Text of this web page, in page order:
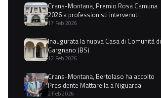
Crans-Montana, Premio Rosa Camuna
2026 a professionisti intervenuti
17 Feb 2026
Inaugurata la nuova Casa di Comunità di
Gargnano (BS)
12 Feb 2026
Crans-Montana, Bertolaso ha accolto
Presidente Mattarella a Niguarda
2 Feb 2026